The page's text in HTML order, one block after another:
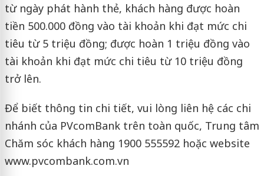
từ ngày phát hành thẻ, khách hàng được hoàn
tiền 500.000 đồng vào tài khoản khi đạt mức chi
tiêu từ 5 triệu đồng; được hoàn 1 triệu đồng vào
tài khoản khi đạt mức chi tiêu từ 10 triệu đồng
trở lên.
Để biết thông tin chi tiết, vui lòng liên hệ các chi
nhánh của PVcomBank trên toàn quốc, Trung tâm
Chăm sóc khách hàng 1900 555592 hoặc website
www.pvcombank.com.vn